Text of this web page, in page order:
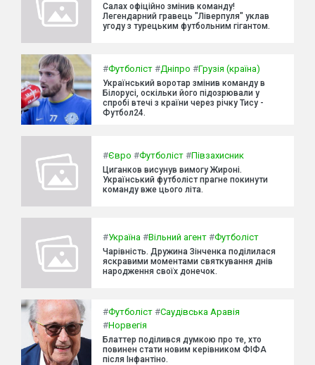
Салах офіційно змінив команду!
Легендарний гравець "Ліверпуля" уклав
угоду з турецьким футбольним гігантом.
#Футболіст #Дніпро #Грузія (країна)
Український воротар змінив команду в
Білорусі, оскільки його підозрювали у
спробі втечі з країни через річку Тису -
Футбол24.
#Євро #Футболіст #Півзахисник
Циганков висунув вимогу Жироні.
Український футболіст прагне покинути
команду вже цього літа.
#Україна #Вільний агент #Футболіст
Чарівність. Дружина Зінченка поділилася
яскравими моментами святкування днів
народження своїх донечок.
#Футболіст #Саудівська Аравія
#Норвегія
Блаттер поділився думкою про те, хто
повинен стати новим керівником ФІФА
після Інфантіно.